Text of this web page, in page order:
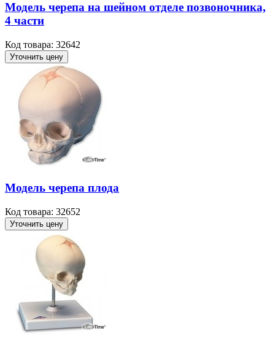
Модель черепа на шейном отделе позвоночника,
4 части
Код товара: 32642
Уточнить цену
Модель черепа плода
Код товара: 32652
Уточнить цену